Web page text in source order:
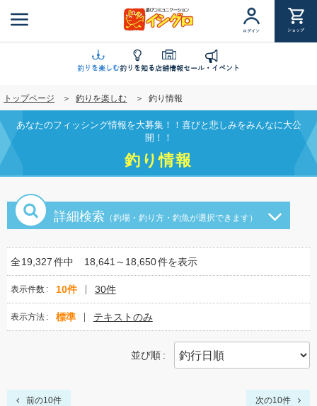
ン
に
移
動
ログイン ショップ
釣りを楽しむ釣りを知る店舗情報セール・イベント
トップページ 釣りを楽しむ 釣り情報
あなたのフィッシング情報を大募集！！喜びと悲しみをみんなに大公
開！！
釣り情報
詳細検索 （釣場・釣り方・釣魚が選択できます）
全19,327件中 18,641～18,650件を表示
表示件数 10件 30件
表示方法 標準 テキストのみ
並び順
前の10件 次の10件